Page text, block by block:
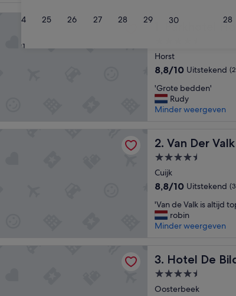
24 25 26 27 28 29 30
31
28
1. Parkhotel
Parkhotel Horst
Horst
8.8
10,
Uitstekend,
(231
8,8/10 Uitstekend
'
G
r
e
b
e
d
d
n
'
'Grote bedden'
Rudy
Minder weergeven
Horst
2. Van Der
Van Der Valk
4.5-
Cuijk
8.8
10,
Uitstekend,
(383
8,8/10 Uitstekend
'
V
a
e
V
a
l
'Van de Valk is altijd
robin
Minder weergeven
3. Hotel De
Hotel De
4.5-
Oosterbeek